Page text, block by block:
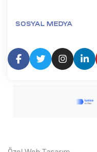
SOSYAL MEDYA